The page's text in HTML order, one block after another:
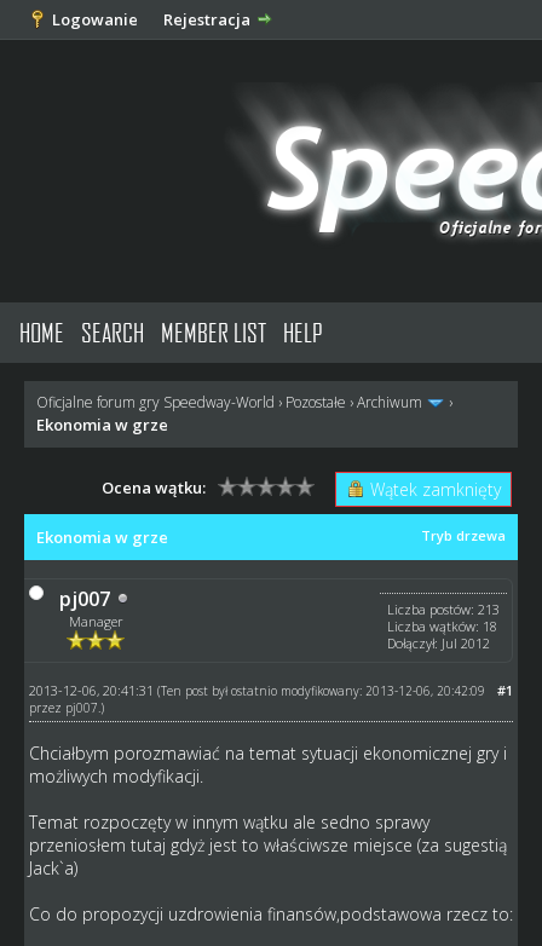
Logowanie Rejestracja
HOME SEARCH MEMBER LIST HELP
Oficjalne forum gry Speedway-World › Pozostałe ›Archiwum ›
Ekonomia w grze
Wątek zamknięty
Ocena wątku:
Tryb drzewa
Ekonomia w grze
pj007
Manager
Liczba postów: 213
Liczba wątków: 18
Dołączył: Jul 2012
#1
2013-12-06, 20:41:31 (Ten post był ostatnio modyfikowany: 2013-12-06, 20:42:09
przez pj007 .)
Chciałbym porozmawiać na temat sytuacji ekonomicznej gry i
możliwych modyfikacji.
Temat rozpoczęty w innym wątku ale sedno sprawy
przeniosłem tutaj gdyż jest to właściwsze miejsce (za sugestią
Jack`a)
Co do propozycji uzdrowienia finansów,podstawowa rzecz to: